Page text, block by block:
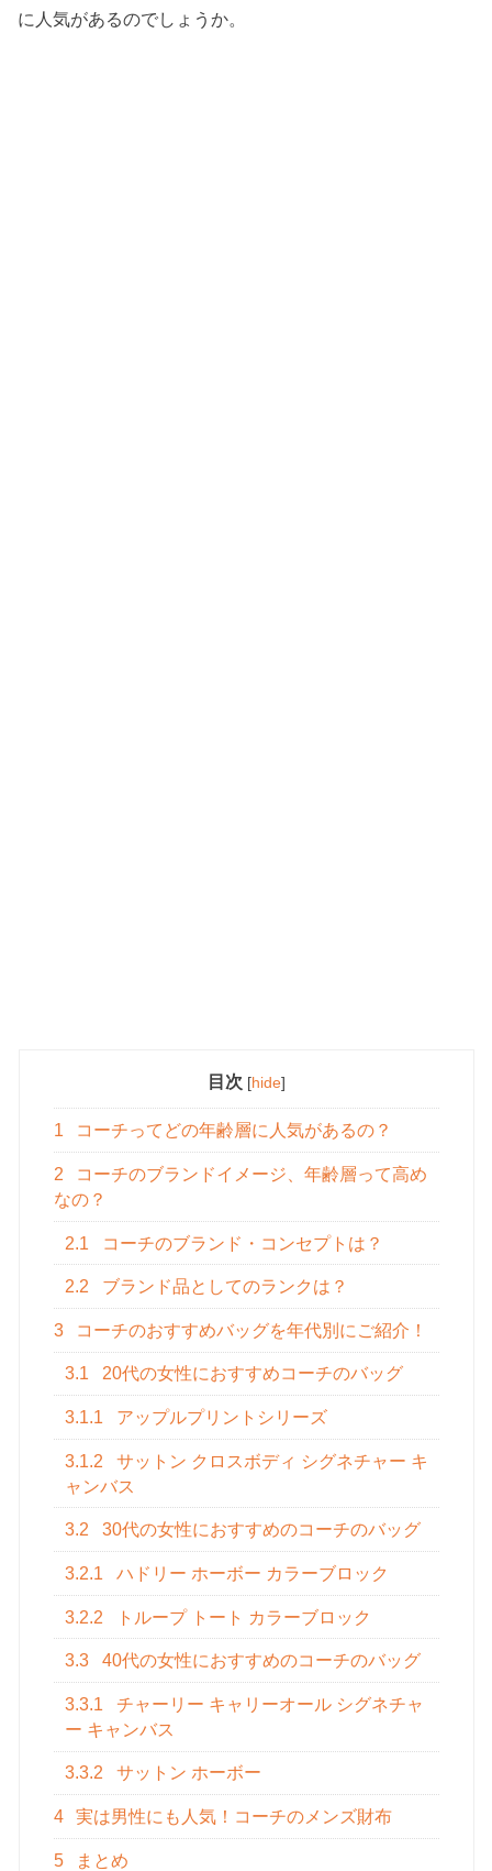
に人気があるのでしょうか。
目次 [hide]
1 コーチってどの年齢層に人気があるの？
2
コーチのブランドイメージ、年齢層って高め
なの？
2.1 コーチのブランド・コンセプトは？
2.2 ブランド品としてのランクは？
3 コーチのおすすめバッグを年代別にご紹介！
3.1 20代の女性におすすめコーチのバッグ
3.1.1 アップルプリントシリーズ
3.1.2
サットン クロスボディ シグネチャー キ
ャンバス
3.2 30代の女性におすすめのコーチのバッグ
3.2.1 ハドリー ホーボー カラーブロック
3.2.2 トループ トート カラーブロック
3.3 40代の女性におすすめのコーチのバッグ
3.3.1
チャーリー キャリーオール シグネチャ
ー キャンバス
3.3.2 サットン ホーボー
4 実は男性にも人気！コーチのメンズ財布
5 まとめ